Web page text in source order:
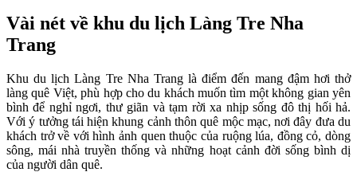
Vài nét về khu du lịch Làng Tre Nha
Trang
Khu du lịch Làng Tre Nha Trang là điểm đến mang đậm hơi thở
làng quê Việt, phù hợp cho du khách muốn tìm một không gian yên
bình để nghỉ ngơi, thư giãn và tạm rời xa nhịp sống đô thị hối hả.
Với ý tưởng tái hiện khung cảnh thôn quê mộc mạc, nơi đây đưa du
khách trở về với hình ảnh quen thuộc của ruộng lúa, đồng cỏ, dòng
sông, mái nhà truyền thống và những hoạt cảnh đời sống bình dị
của người dân quê.